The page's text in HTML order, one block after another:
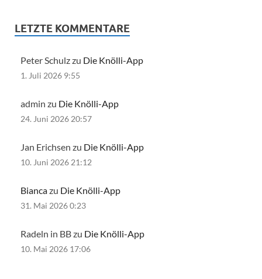
LETZTE KOMMENTARE
Peter Schulz zu Die Knölli-App
1. Juli 2026 9:55
admin zu Die Knölli-App
24. Juni 2026 20:57
Jan Erichsen zu Die Knölli-App
10. Juni 2026 21:12
Biancazu Die Knölli-App
31. Mai 2026 0:23
Radeln in BB zu Die Knölli-App
10. Mai 2026 17:06